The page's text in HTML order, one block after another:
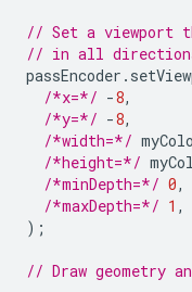
// Set a viewport
// in all
passEncoder .
/*x=*/ -8,
/*y=*/ -8,
/*width=*/
/*height=*/
/*minDepth=*/ 0,
/*maxDepth=*/ 1 ,
);
// Draw geometry